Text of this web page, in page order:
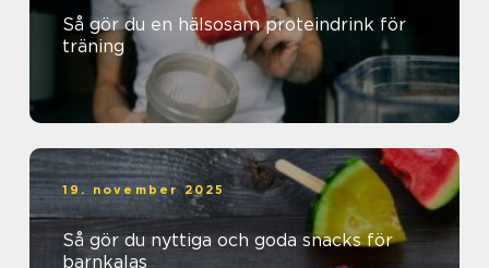
Så gör du en hälsosam proteindrink för
träning
19. november 2025
Så gör du nyttiga och goda snacks för
barnkalas